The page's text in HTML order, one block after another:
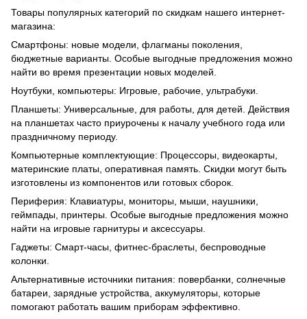
Товары популярных категорий по скидкам нашего интернет-
магазина:
Смартфоны: новые модели, флагманы поколения,
бюджетные варианты. Особые выгодные предложения можно
найти во время презентации новых моделей.
Ноутбуки, компьютеры: Игровые, рабочие, ультрабуки.
Планшеты: Универсальные, для работы, для детей. Действия
на планшетах часто приурочены к началу учебного года или
праздничному периоду.
Компьютерные комплектующие: Процессоры, видеокарты,
материнские платы, оперативная память. Скидки могут быть
изготовлены из компонентов или готовых сборок.
Периферия: Клавиатуры, мониторы, мыши, наушники,
геймпады, принтеры. Особые выгодные предложения можно
найти на игровые гарнитуры и аксессуары.
Гаджеты: Смарт-часы, фитнес-браслеты, беспроводные
колонки.
Альтернативные источники питания: повербанки, солнечные
батареи, зарядные устройства, аккумуляторы, которые
помогают работать вашим приборам эффективно.